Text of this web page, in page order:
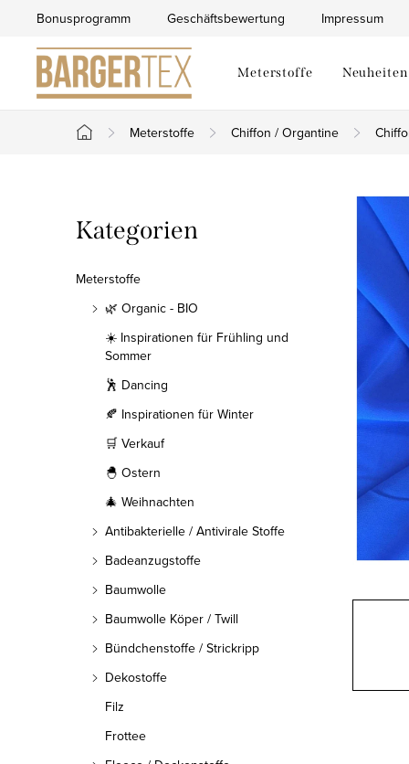
springen
Bonusprogramm Geschäftsbewertung Impressum
Meterstoffe Neuheiten
Startseite
Meterstoffe Chiffon / Organtine
e
i
Kategorien
überspringen
Kategorien
Meterstoffe
🌿 Organic - BIO
☀️ Inspirationen für Frühling und
Sommer
🕺 Dancing
🍂 Inspirationen für Winter
🛒 Verkauf
🐣 Ostern
🎄 Weihnachten
Antibakterielle / Antivirale Stoffe
Badeanzugstoffe
Baumwolle
Baumwolle Köper / Twill
Bündchenstoffe / Strickripp
Dekostoffe
Filz
Frottee